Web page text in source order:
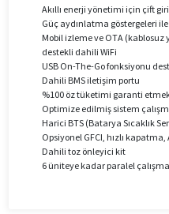
Akıllı enerji yönetimi için çift
Güç aydınlatma göstergeleri
Mobil izleme ve OTA
destekli dahili WiFi
USB On-The-Go fonksiyonu
Dahili BMS iletişim portu
%100 öz tüketimi garanti
Optimize edilmiş sistem
Harici BTS (Batarya Sıcaklık
Opsiyonel GFCI, hızlı
Dahili toz önleyici kit
6 üniteye kadar paralel